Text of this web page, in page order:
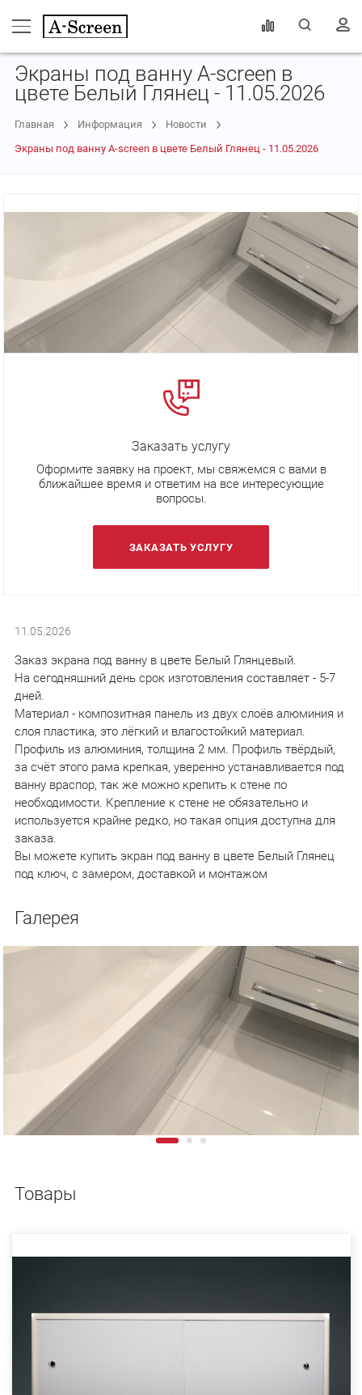
Экраны под ванну A-screen в
цвете Белый Глянец - 11.05.2026
Главная Информация
Новости
Экраны под ванну A-screen в цвете Белый Глянец - 11.05.2026
Заказать услугу
Оформите заявку на проект, мы свяжемся с вами в
ближайшее время и ответим на все интересующие
вопросы.
ЗАКАЗАТЬ УСЛУГУ
11.05.2026
Заказ экрана под ванну в цвете Белый Глянцевый.
На сегодняшний день срок изготовления составляет - 5-7
дней.
Материал - композитная панель из двух слоёв алюминия и
слоя пластика, это лёгкий и влагостойкий материал.
Профиль из алюминия, толщина 2 мм. Профиль твёрдый,
за счёт этого рама крепкая, уверенно устанавливается под
ванну враспор, так же можно крепить к стене по
необходимости. Крепление к стене не обязательно и
используется крайне редко, но такая опция доступна для
заказа.
Вы можете купить экран под ванну в цвете Белый Глянец
под ключ, с замером, доставкой и монтажом
Галерея
Товары